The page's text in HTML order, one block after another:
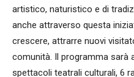
artistico, naturistico e di
anche attraverso questa
crescere, attrarre nuovi
comunità. Il programma sarà
spettacoli teatrali culturali, 6